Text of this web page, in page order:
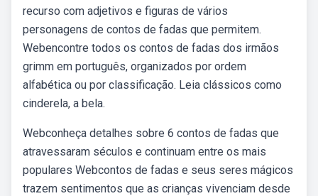
recurso com adjetivos e figuras de vários
personagens de contos de fadas que permitem.
Webencontre todos os contos de fadas dos irmãos
grimm em português, organizados por ordem
alfabética ou por classificação. Leia clássicos como
cinderela, a bela.
Webconheça detalhes sobre 6 contos de fadas que
atravessaram séculos e continuam entre os mais
populares Webcontos de fadas e seus seres mágicos
trazem sentimentos que as crianças vivenciam desde